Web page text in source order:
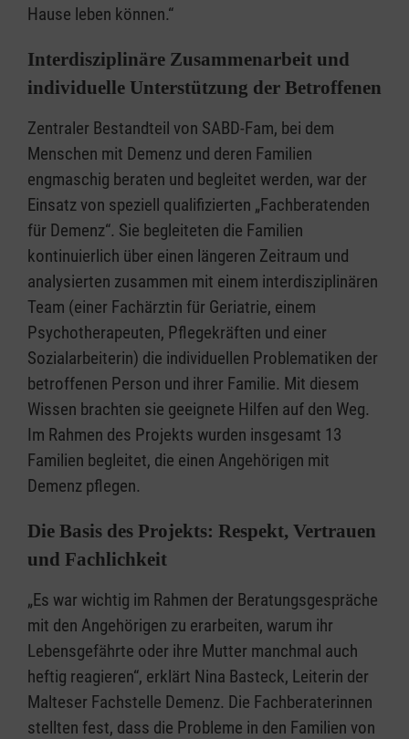
Hause leben können.“
Interdisziplinäre Zusammenarbeit und
individuelle Unterstützung der Betroffenen
Zentraler Bestandteil von SABD-Fam, bei dem
Menschen mit Demenz und deren Familien
engmaschig beraten und begleitet werden, war der
Einsatz von speziell qualifizierten „Fachberatenden
für Demenz“. Sie begleiteten die Familien
kontinuierlich über einen längeren Zeitraum und
analysierten zusammen mit einem interdisziplinären
Team (einer Fachärztin für Geriatrie, einem
Psychotherapeuten, Pflegekräften und einer
Sozialarbeiterin) die individuellen Problematiken der
betroffenen Person und ihrer Familie. Mit diesem
Wissen brachten sie geeignete Hilfen auf den Weg.
Im Rahmen des Projekts wurden insgesamt 13
Familien begleitet, die einen Angehörigen mit
Demenz pflegen.
Die Basis des Projekts: Respekt, Vertrauen
und Fachlichkeit
„Es war wichtig im Rahmen der Beratungsgespräche
mit den Angehörigen zu erarbeiten, warum ihr
Lebensgefährte oder ihre Mutter manchmal auch
heftig reagieren“, erklärt Nina Basteck, Leiterin der
Malteser Fachstelle Demenz. Die Fachberaterinnen
stellten fest, dass die Probleme in den Familien von